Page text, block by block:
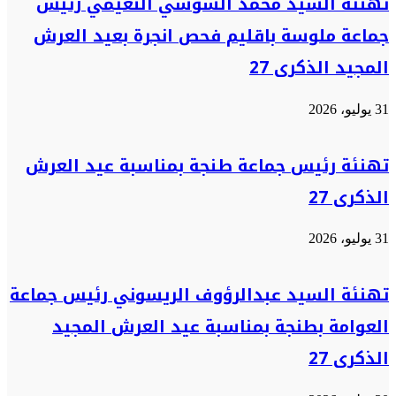
جماعة ملوسة باقليم فحص انجرة بعيد العرش
المجيد الذكرى 27
31 يوليو، 2026
تهنئة رئيس جماعة طنجة بمناسبة عيد العرش
الذكرى 27
31 يوليو، 2026
تهنئة السيد عبدالرؤوف الريسوني رئيس جماعة
العوامة بطنجة بمناسبة عيد العرش المجيد
الذكرى 27